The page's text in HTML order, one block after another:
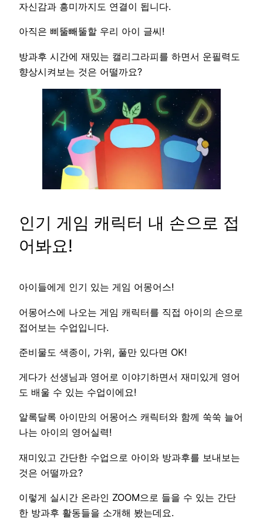
자신감과 흥미까지도 연결이 됩니다.
아직은 삐뚤빼뚤할 우리 아이 글씨!
방과후 시간에 재밌는 캘리그라피를 하면서 운필력도
향상시켜보는 것은 어떨까요?
인기 게임 캐릭터 내 손으로 접
어봐요!
아이들에게 인기 있는 게임 어몽어스!
어몽어스에 나오는 게임 캐릭터를 직접 아이의 손으로
접어보는 수업입니다.
준비물도 색종이, 가위, 풀만 있다면 OK!
게다가 선생님과 영어로 이야기하면서 재미있게 영어
도 배울 수 있는 수업이에요!
알록달록 아이만의 어몽어스 캐릭터와 함께 쑥쑥 늘어
나는 아이의 영어실력!
재미있고 간단한 수업으로 아이와 방과후를 보내보는
것은 어떨까요?
이렇게 실시간 온라인 ZOOM으로 들을 수 있는 간단
한 방과후 활동들을 소개해 봤는데요.